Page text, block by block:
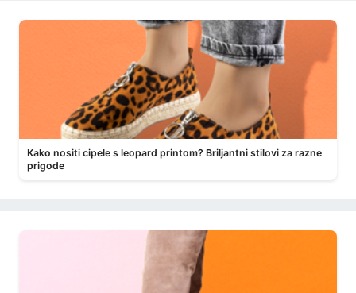
Kako nositi cipele s leopard printom? Briljantni stilovi za razne
prigode